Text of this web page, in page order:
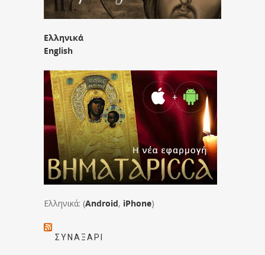
Ελληνικά
English
Ελληνικά: (Android, iPhone)
ΣΥΝΑΞΆΡΙ